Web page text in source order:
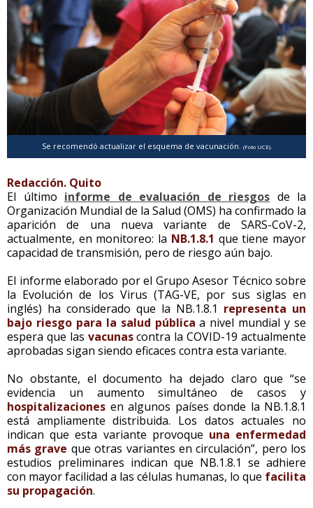
Se recomendó actualizar el esquema de vacunación. (Foto UCE).
Redacción. Quito
El último informe de evaluación de riesgos de la
Organización Mundial de la Salud (OMS) ha confirmado la
aparición de una nueva variante de SARS-CoV-2,
actualmente, en monitoreo: la NB.1.8.1 que tiene mayor
capacidad de transmisión, pero de riesgo aún bajo.
El informe elaborado por el Grupo Asesor Técnico sobre
la Evolución de los Virus (TAG-VE, por sus siglas en
inglés) ha considerado que la NB.1.8.1 representa un
bajo riesgo para la salud pública a nivel mundial y se
espera que las vacunascontra la COVID-19 actualmente
aprobadas sigan siendo eficaces contra esta variante.
No obstante, el documento ha dejado claro que “se
evidencia un aumento simultáneo de casos y
hospitalizaciones en algunos países donde la NB.1.8.1
está ampliamente distribuida. Los datos actuales no
indican que esta variante provoque una enfermedad
más grave que otras variantes en circulación”, pero los
estudios preliminares indican que NB.1.8.1 se adhiere
con mayor facilidad a las células humanas, lo que facilita
su propagación.